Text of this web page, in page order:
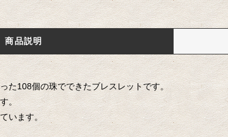
商品説明
た108個の珠でできたブレスレットです。
。
います。